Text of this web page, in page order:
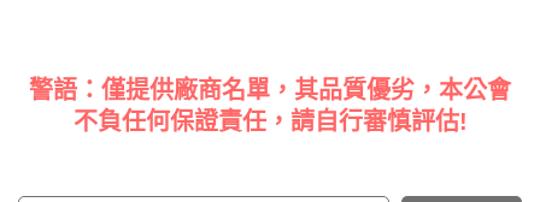
警語：僅提供廠商名單，其品質優劣，本公會
不負任何保證責任，請自行審慎評估!